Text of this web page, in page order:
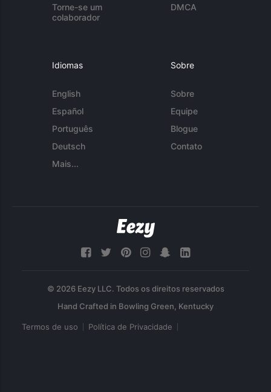
Torne-se um
colaborador
DMCA
Idiomas
English
Español
Português
Deutsch
Mais...
Sobre
Sobre
Equipe
Blogue
Contato
© 2026 Eezy LLC. Todos os direitos reservados
Termos de uso Política de Privacidade